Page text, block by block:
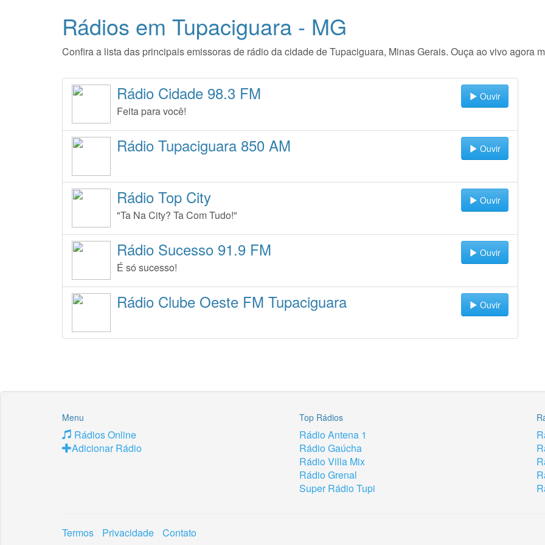
Rádios em Tupaciguara - MG
Confira a lista das principais emissoras de rádio da cidade de Tupaciguara, Minas Gerais. Ouça ao vivo agora
Ouvir
Rádio Cidade 98.3 FM
Feita para você!
Ouvir
Rádio Tupaciguara 850 AM
Ouvir
Rádio Top City
"Ta Na City? Ta Com Tudo!"
Ouvir
Rádio Sucesso 91.9 FM
É só sucesso!
Ouvir
Rádio Clube Oeste FM Tupaciguara
Menu
Rádios Online
Adicionar Rádio
Top Rádios
Rádio Antena 1
Rádio Gaúcha
Rádio Villa Mix
Rádio Grenal
Super Rádio Tupi
Termos Privacidade Contato